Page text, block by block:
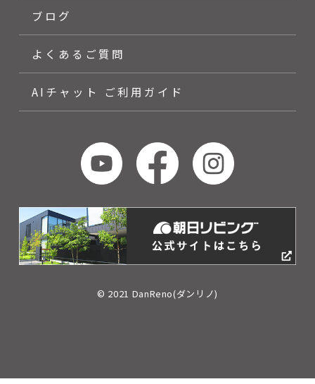
ブログ
よくあるご質問
AIチャット ご利用ガイド
© 2021 DanReno(ダンリノ)